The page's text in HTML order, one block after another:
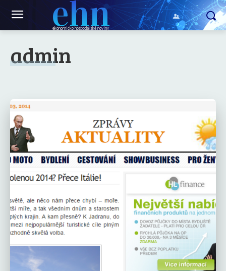
ehn
ekonomicko hospodářské noviny
admin